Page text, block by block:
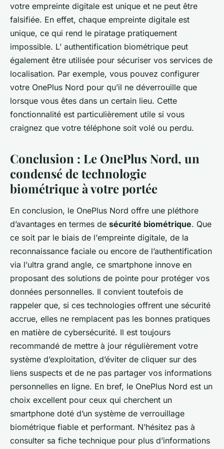
votre empreinte digitale est unique et ne peut être
falsifiée. En effet, chaque empreinte digitale est
unique, ce qui rend le piratage pratiquement
impossible. L’ authentification biométrique peut
également être utilisée pour sécuriser vos services de
localisation. Par exemple, vous pouvez configurer
votre OnePlus Nord pour qu’il ne déverrouille que
lorsque vous êtes dans un certain lieu. Cette
fonctionnalité est particulièrement utile si vous
craignez que votre téléphone soit volé ou perdu.
Conclusion : Le OnePlus Nord, un
condensé de technologie
biométrique à votre portée
En conclusion, le OnePlus Nord offre une pléthore
d’avantages en termes de sécurité biométrique. Que
ce soit par le biais de l’empreinte digitale, de la
reconnaissance faciale ou encore de l’authentification
via l’ultra grand angle, ce smartphone innove en
proposant des solutions de pointe pour protéger vos
données personnelles. Il convient toutefois de
rappeler que, si ces technologies offrent une sécurité
accrue, elles ne remplacent pas les bonnes pratiques
en matière de cybersécurité. Il est toujours
recommandé de mettre à jour régulièrement votre
système d’exploitation, d’éviter de cliquer sur des
liens suspects et de ne pas partager vos informations
personnelles en ligne. En bref, le OnePlus Nord est un
choix excellent pour ceux qui cherchent un
smartphone doté d’un système de verrouillage
biométrique fiable et performant. N’hésitez pas à
consulter sa fiche technique pour plus d’informations